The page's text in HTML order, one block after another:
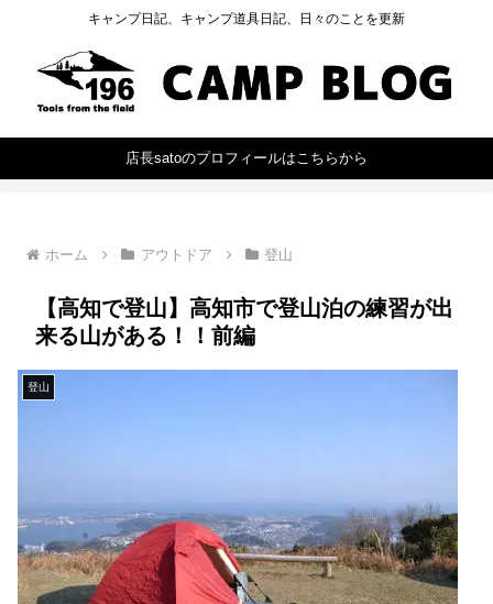
キャンプ日記、キャンプ道具日記、日々のことを更新
店長satoのプロフィールはこちらから
ホーム アウトドア 登山
【高知で登山】高知市で登山泊の練習が出
来る山がある！！前編
登山